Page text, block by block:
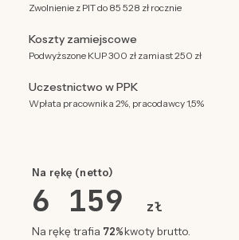
Zwolnienie z PIT do 85 528 zł rocznie
Koszty zamiejscowe
Podwyższone KUP 300 zł zamiast 250 zł
Uczestnictwo w PPK
Wpłata pracownika 2%, pracodawcy 1,5%
Na rękę (netto)
6 159 zł
Na rękę trafia 72%kwoty brutto.